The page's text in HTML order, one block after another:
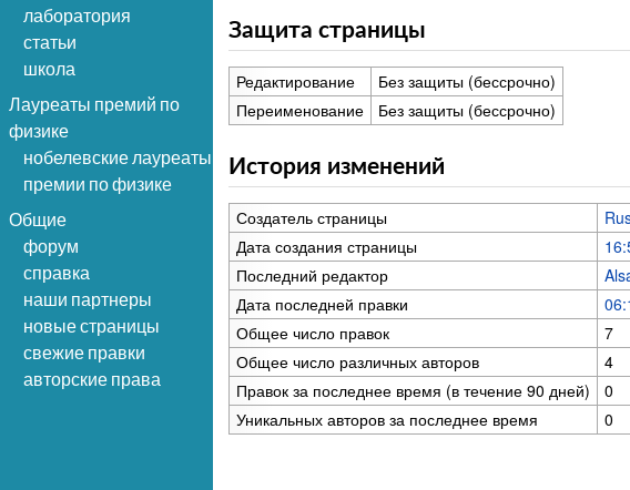
лаборатория
статьи
школа
Лауреаты премий по
физике
нобелевские лауреаты
премии по физике
Общие
форум
справка
наши партнеры
новые страницы
свежие правки
авторские права
Защита страницы
Редактирование
Без защиты (бессрочно)
Переименование
Без защиты (бессрочно)
История изменений
Создатель страницы
Дата создания страницы
Последний редактор
Дата последней правки
Общее число правок
7
Общее число различных авторов
4
Правок за последнее время (в течение 90 дней)
0
Уникальных авторов за последнее время
0